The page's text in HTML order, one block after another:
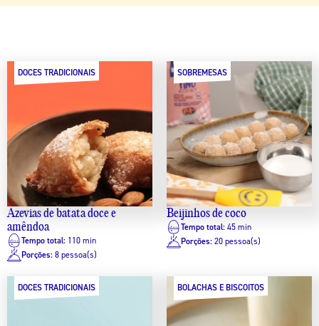
DOCES TRADICIONAIS
Azevias de batata doce e
amêndoa
Tempo total: 110 min
Porções: 8 pessoa(s)
SOBREMESAS
Beijinhos de coco
Tempo total: 45 min
Porções: 20 pessoa(s)
DOCES TRADICIONAIS BOLACHAS E BISCOITOS